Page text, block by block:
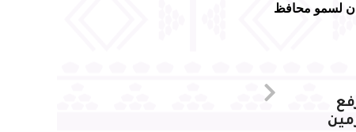
لسمو محافظ